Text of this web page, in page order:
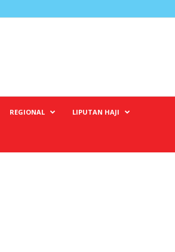
REGIONAL LIPUTAN HAJI